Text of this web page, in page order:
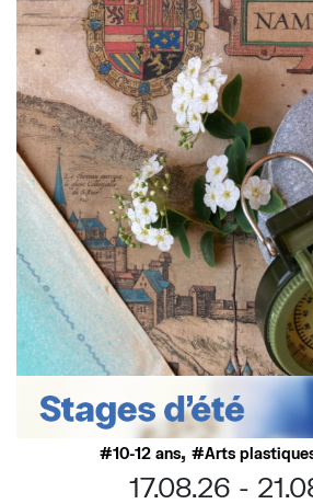
10-12 ans, Arts
17.08.26